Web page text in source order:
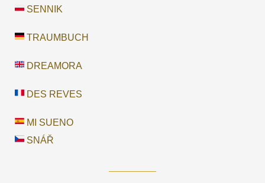
SENNIK
TRAUMBUCH
DREAMORA
DES REVES
MI SUENO
SNÁŘ